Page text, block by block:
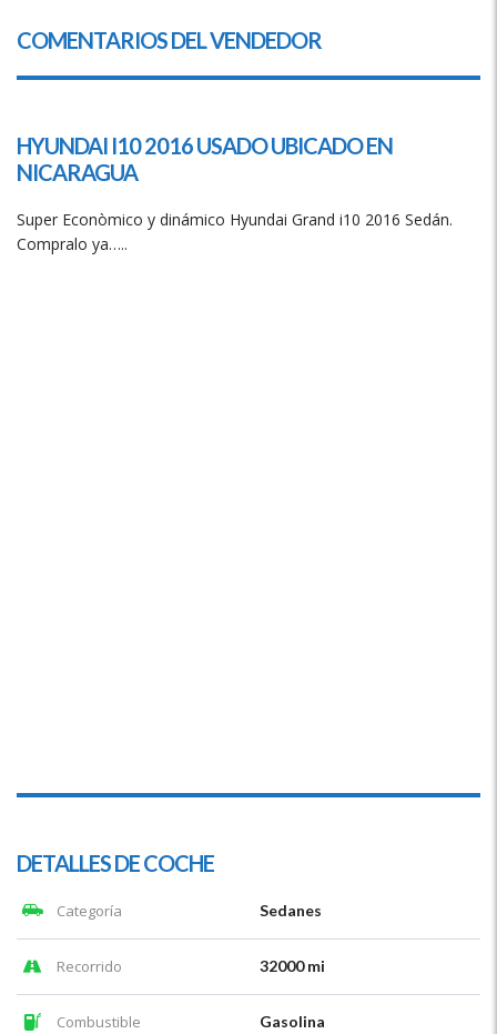
COMENTARIOS DEL VENDEDOR
HYUNDAI I10 2016 USADO UBICADO EN
NICARAGUA
Super Econòmico y dinámico Hyundai Grand i10 2016 Sedán.
Compralo ya…..
DETALLES DE COCHE
Categoría Sedanes
Recorrido 32000 mi
Combustible Gasolina